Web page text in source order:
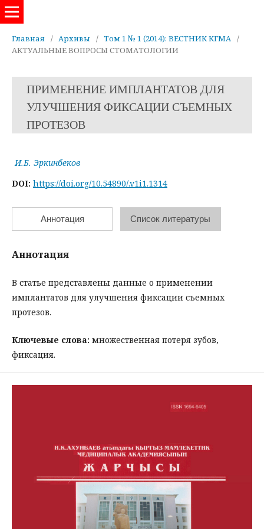
Главная / Архивы / Том 1 № 1 (2014): ВЕСТНИК КГМА /
АКТУАЛЬНЫЕ ВОПРОСЫ СТОМАТОЛОГИИ
ПРИМЕНЕНИЕ ИМПЛАНТАТОВ ДЛЯ
УЛУЧШЕНИЯ ФИКСАЦИИ СЪЕМНЫХ
ПРОТЕЗОВ
И.Б. Эркинбеков
DOI: https://doi.org/10.54890/.v1i1.1314
Аннотация Список литературы
Аннотация
В статье представлены данные о применении
имплантатов для улучшения фиксации съемных
протезов.
Ключевые слова: множественная потеря зубов,
фиксация.